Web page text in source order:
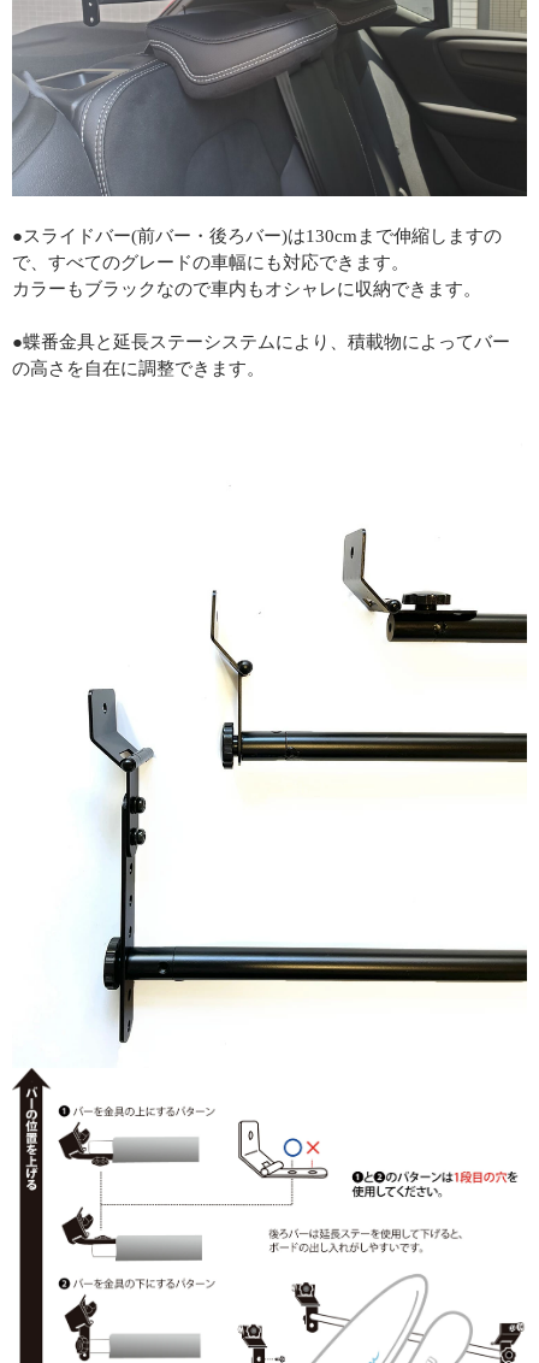
●スライドバー(前バー・後ろバー)は130cmまで伸縮しますの
で、すべてのグレードの車幅にも対応できます。
カラーもブラックなので車内もオシャレに収納できます。
●蝶番金具と延長ステーシステムにより、積載物によってバー
の高さを自在に調整できます。